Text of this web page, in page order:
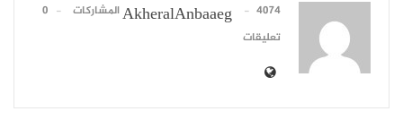
AkheralAnbaaeg 4074 المشاركات
0
تعليقات